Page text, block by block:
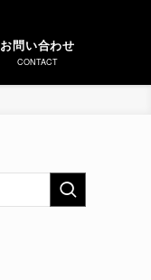
お問い合わせ
CONTACT